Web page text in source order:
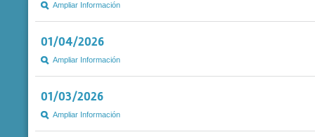
Ampliar Información
01/04/2026
Ampliar Información
01/03/2026
Ampliar Información